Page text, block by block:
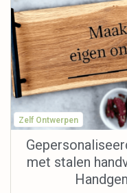
Zelf Ontwerpen
met stalen